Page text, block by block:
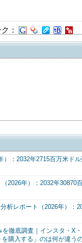
：
：2032年2715百万米ドル
2026年）：2032年30870
析レポート（2026年）：
徹底調査｜インスタ・X
購入する」のは何が違う